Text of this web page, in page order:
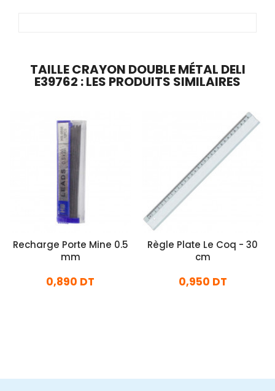
TAILLE CRAYON DOUBLE MÉTAL DELI
E39762 : LES PRODUITS SIMILAIRES
Recharge Porte Mine 0.5
mm
0,890 DT
Règle Plate Le Coq - 30
cm
0,950 DT